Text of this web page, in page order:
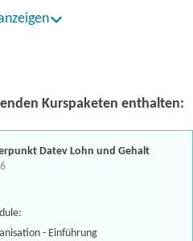
Kurspaketen enthalten:
Datev Lohn und Gehalt
- Einführung